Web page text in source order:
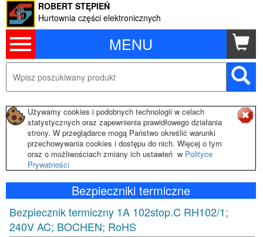
MENU
ROBERT STĘPIEŃ
Hurtownia części elektronicznych
Używamy cookies i podobnych technologii w celach
statystycznych oraz zapewnienia prawidłowego działania
strony. W przeglądarce mogą Państwo określić warunki
przechowywania cookies i dostępu do nich. Więcej o tym
oraz o możliwościach zmiany ich ustawień w Polityce
Prywatności
Bezpieczniki termiczne
Bezpiecznik termiczny 1A 102stop.C RH102/1;
240V AC; BOCHEN; RoHS